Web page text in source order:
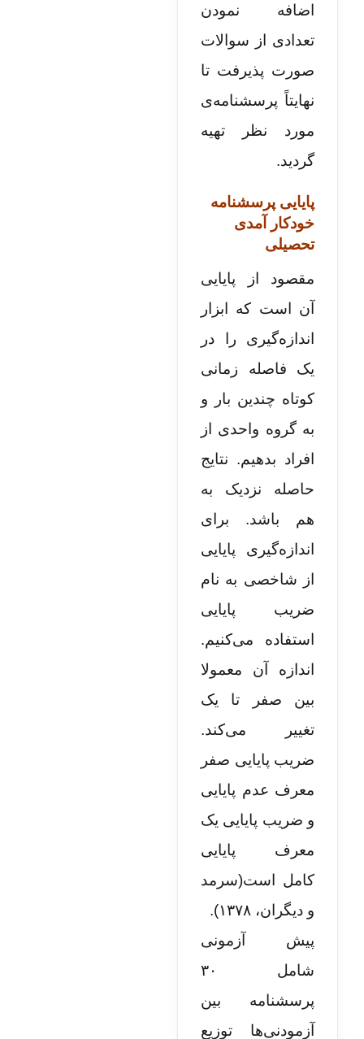
اضافه نمودن
تعدادی از سوالات
صورت پذیرفت تا
نهایتاً پرسشنامه­‌ی
مورد نظر تهیه
گردید.
پایایی پرسشنامه
خودکار آمدی
تحصیلی
مقصود از پایایی
آن است که ابزار
اندازه‌گیری را در
یک فاصله زمانی
کوتاه چندین بار و
به گروه واحدی از
افراد بدهیم. نتایج
حاصله نزدیک به
هم باشد. برای
اندازه‌گیری پایایی
از شاخصی به نام
ضریب پایایی
استفاده می‌کنیم.
اندازه آن معمولا
بین صفر تا یک
تغییر می‌کند.
ضریب پایایی صفر
معرف عدم پایایی
و ضریب پایایی یک
معرف پایایی
کامل است(سرمد
و دیگران، ۱۳۷۸).
پیش آزمونی
شامل ۳۰
پرسشنامه بین
آزمودنی‌ها توزیع